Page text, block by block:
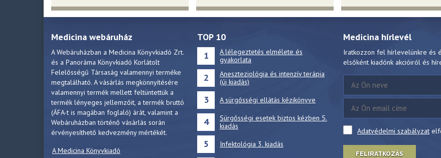
Medicina webáruház
A Webáruházban a Medicina Könyvkiadó Zrt.
és a Panoráma Könyvkiadó Korlátolt
Felelősségű Társaság valamennyi terméke
megtalálható. A vásárlás megkönnyítésére
valamennyi termék mellett feltüntettük a
termék lényeges jellemzőit, a termék bruttó
(ÁFA-t is magában foglaló) árát, valamint a
Webáruházban történő vásárlás során
érvényesíthető kedvezmény mértékét.
A Medicina Könyvkiadó
TOP 10
1
A lélegeztetés elmélete és
gyakorlata
2
Aneszteziológia és intenzív terápia
(új kiadás)
3 A sürgősségi ellátás kézikönyve
4
Sürgősségi esetek biztos kézben 5.
kiadás
5 Infektológia 3. kiadás
Medicina hírlevél
Iratkozzon fel hírlevelünkre és
elsőként kiadónk akcióiról és
Adatvédelmi szabályzat
FELIRATKOZÁS